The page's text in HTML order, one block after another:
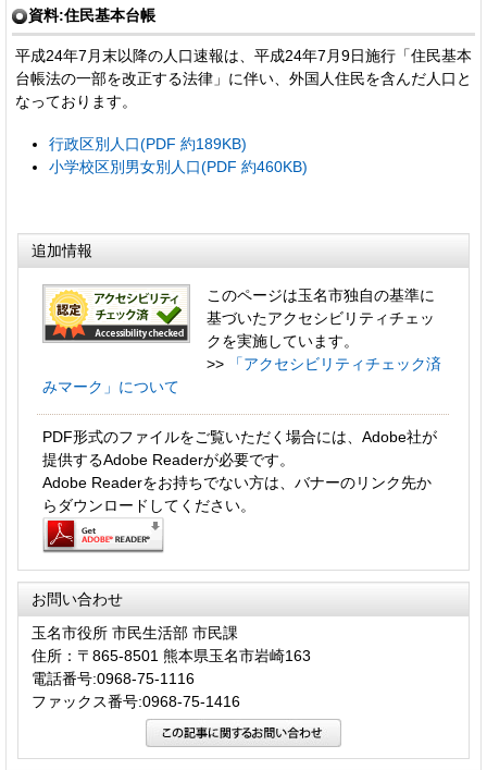
資料:住民基本台帳
平成24年7月末以降の人口速報は、平成24年7月9日施行「住民基本
台帳法の一部を改正する法律」に伴い、外国人住民を含んだ人口と
なっております。
行政区別人口(PDF 約189KB)
小学校区別男女別人口(PDF 約460KB)
追加情報
このページは玉名市独自の基準に
基づいたアクセシビリティチェッ
クを実施しています。
>>
「アクセシビリティチェック済
みマーク」について
PDF形式のファイルをご覧いただく場合には、Adobe社が
提供するAdobe Readerが必要です。
Adobe Readerをお持ちでない方は、バナーのリンク先か
らダウンロードしてください。
お問い合わせ
玉名市役所 市民生活部 市民課
住所：〒865-8501 熊本県玉名市岩崎163
電話番号:0968-75-1116
ファックス番号:0968-75-1416